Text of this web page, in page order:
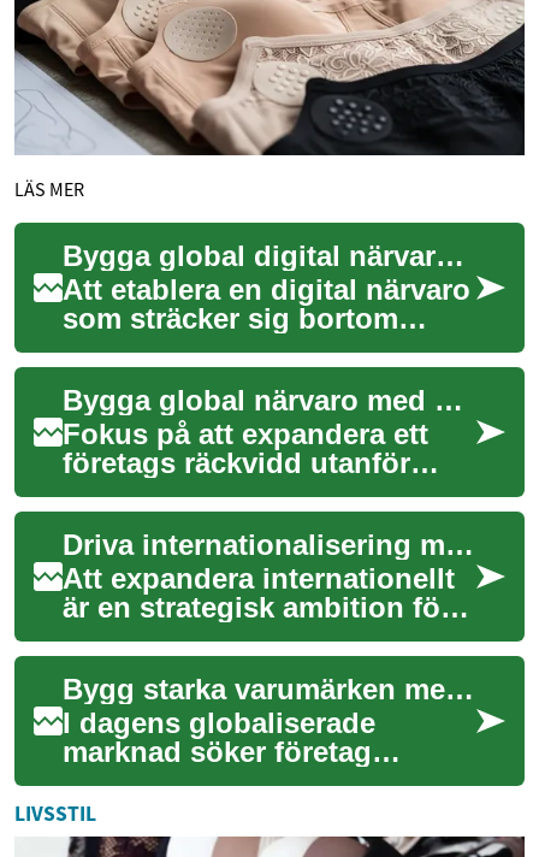
LÄS MER
Bygga global digital närvaro med svenskt innehåll
Att etablera en digital närvaro
som sträcker sig bortom
nationella gränser är en
strategisk nödvändighet för
många fö...
Bygga global närvaro med svenskt skräddarsytt innehåll
Fokus på att expandera ett
företags räckvidd utanför
landets gränser är en central
del av många affärsstrategier
idag...
Driva internationalisering med svenskt digitalt innehåll
Att expandera internationellt
är en strategisk ambition för
många företag, och digitalt
innehåll spelar en central ro...
Bygg starka varumärken med svenskt innehåll för internationella målgrupper
I dagens globaliserade
marknad söker företag
ständigt efter unika sätt att
sticka ut och nå nya
målgrupper bortom hem...
LIVSSTIL